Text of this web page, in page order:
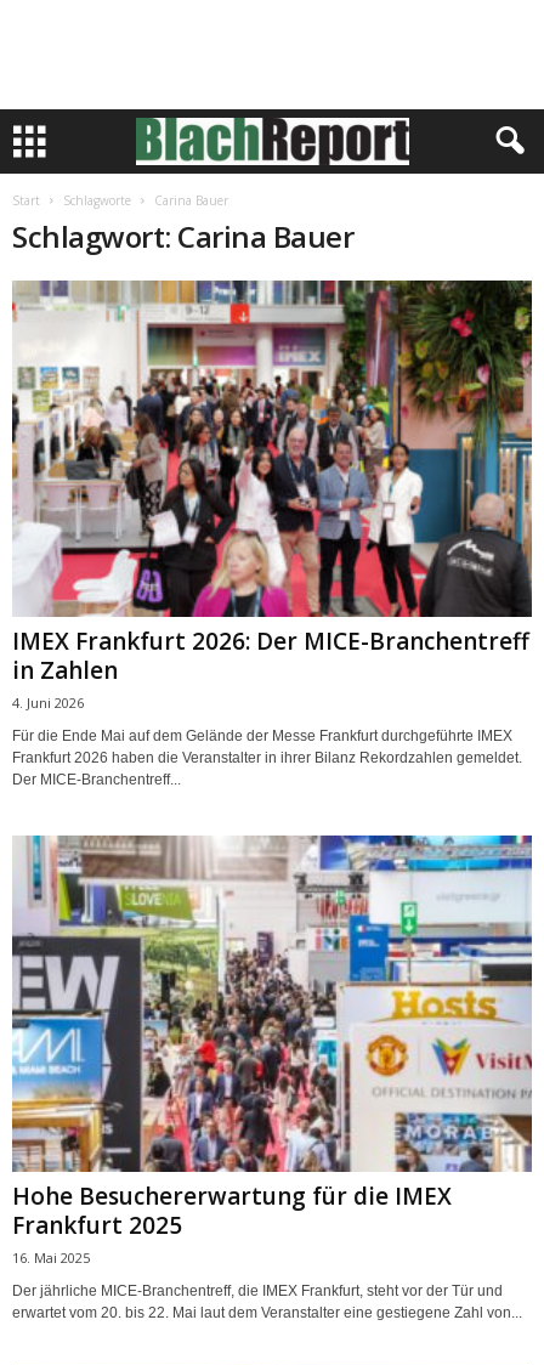
Start Schlagworte Carina Bauer
Schlagwort: Carina Bauer
IMEX Frankfurt 2026: Der MICE-Branchentreff
in Zahlen
4. Juni 2026
Für die Ende Mai auf dem Gelände der Messe Frankfurt durchgeführte IMEX
Frankfurt 2026 haben die Veranstalter in ihrer Bilanz Rekordzahlen gemeldet.
Der MICE-Branchentreff...
Hohe Besuchererwartung für die IMEX
Frankfurt 2025
16. Mai 2025
Der jährliche MICE-Branchentreff, die IMEX Frankfurt, steht vor der Tür und
erwartet vom 20. bis 22. Mai laut dem Veranstalter eine gestiegene Zahl von...